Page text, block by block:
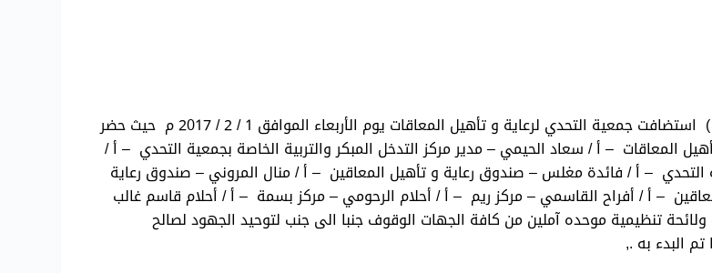
( لنتشارك معاً في إعداد اللائحة التنظيمية في مجال التربية الخاصة ) استضافت جمعية التحدي لرعاية و تأهيل المعاقات يوم الأربعاء الموافق 1 / 2 / 2017 م حيث حضر
المعاقات – أ / سعاد الحيمي – مدير مركز التدخل المبكر والتربية الخاصة بجمعية التحدي – أ /
التحدي – أ / فائدة مغلس – صندوق رعاية و تأهيل المعاقين – أ / منال المروني – صندوق رعاية
– أ / أفراح القاسمي – مركز ريم – أ / أحلام الرحومي – مركز بسمة – أ / أحلام قاسم غالب
تنظيمية موحده آملين من كافة الجهات الوقوف جنبا الى جنب لتوحيد الجهود لصالح
البدء به .,